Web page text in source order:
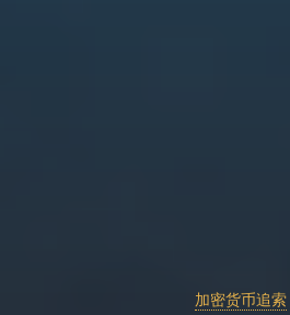
加密货币追索